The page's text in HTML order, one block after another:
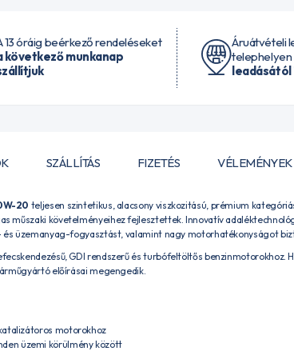
13 óráig beérkező rendeléseket
következő munkanap
Áruátvételi
telephelyen
leadásától
SZÁLLÍTÁS FIZETÉS VÉLEMÉNYEK
20 teljesen szintetikus, alacsony viszkozitású, prémium
műszaki követelményeihez fejlesztettek. Innovatív
üzemanyag-fogyasztást, valamint nagy motorhatékonyságot
GDI rendszerű és turbófeltöltős benzinmotorokhoz.
előírásai megengedik.
motorokhoz
üzemi körülmény között